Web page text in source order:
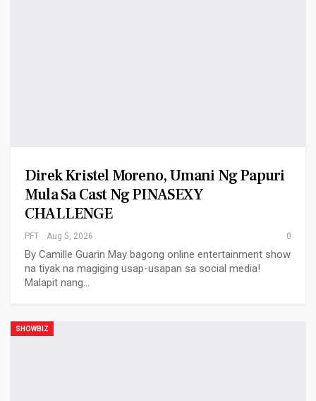
Direk Kristel Moreno, Umani Ng Papuri
Mula Sa Cast Ng PINASEXY
CHALLENGE
PFT Aug 5, 2026 0
By Camille Guarin May bagong online entertainment show
na tiyak na magiging usap-usapan sa social media!
Malapit nang…
SHOWBIZ